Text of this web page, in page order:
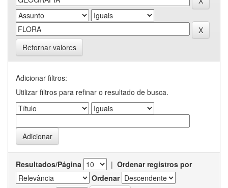
Retornar valores
Adicionar filtros:
Utilizar filtros para refinar o resultado de busca.
Resultados/Página | Ordenar registros por
Ordenar